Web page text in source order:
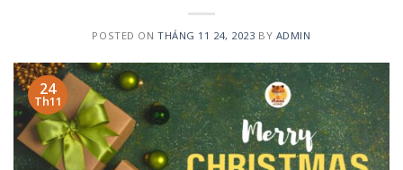
POSTED ON THÁNG 11 24, 2023 BY ADMIN
24
Th11